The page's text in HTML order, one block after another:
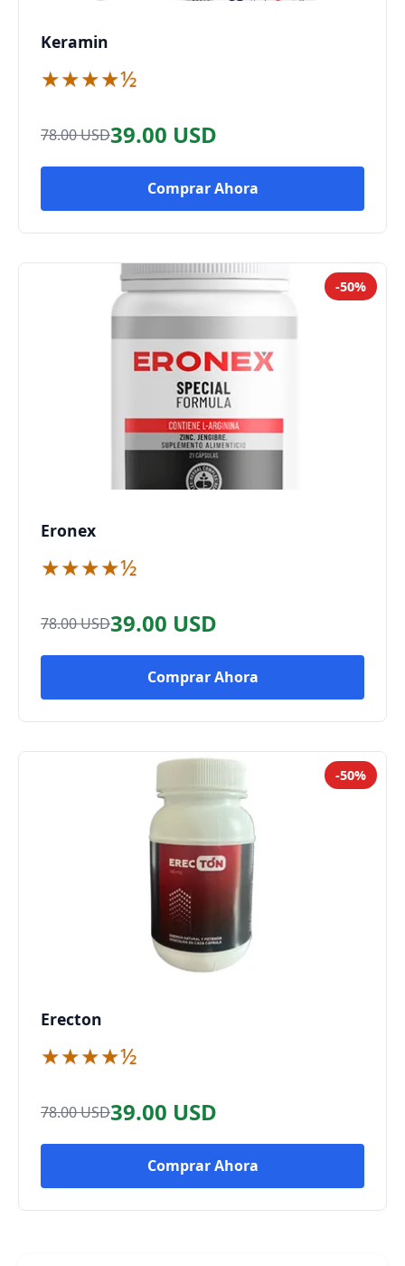
Keramin
★★★★½
78.00 USD39.00 USD
Comprar Ahora
-50%
Eronex
★★★★½
78.00 USD39.00 USD
Comprar Ahora
-50%
Erecton
★★★★½
78.00 USD39.00 USD
Comprar Ahora